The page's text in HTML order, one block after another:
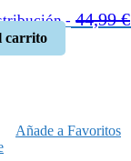
- 44,99€
carrito
Añade a Favoritos